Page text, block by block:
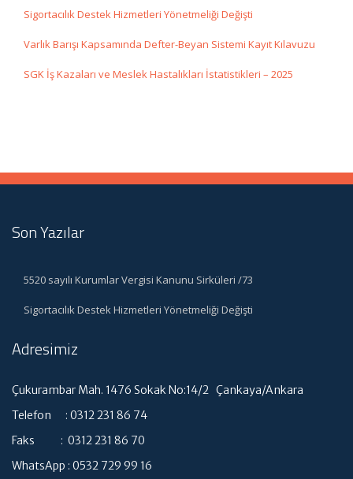
Sigortacılık Destek Hizmetleri Yönetmeliği Değişti
Varlık Barışı Kapsamında Defter-Beyan Sistemi Kayıt Kılavuzu
SGK İş Kazaları ve Meslek Hastalıkları İstatistikleri – 2025
Son Yazılar
5520 sayılı Kurumlar Vergisi Kanunu Sirküleri /73
Sigortacılık Destek Hizmetleri Yönetmeliği Değişti
Adresimiz
Çukurambar Mah. 1476 Sokak No:14/2 Çankaya/Ankara
Telefon : 0312 231 86 74
Faks : 0312 231 86 70
WhatsApp : 0532 729 99 16